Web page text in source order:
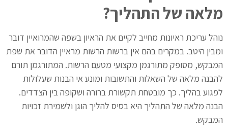
מלאה של התהליך?
נוהל עריכת ראיונות מחייב לקיים את הראיון בשפה שהמרואיין דובר
ומבין היטב. במקרים בהם אין ברשות הרשות מראיין הדובר את שפת
המבקש, מסופק מתורגמן מקצועי מטעם הרשות. המתורגמן תורם
להבנה מלאה של השאלות והתשובות ומונע אי הבנות שעלולות
לפגוע בהליך. כך מובטחת תקשורת ברורה ושקופה בין הצדדים.
הבנה מלאה של התהליך היא בסיס להליך הוגן ולשמירת זכויות
המבקש.